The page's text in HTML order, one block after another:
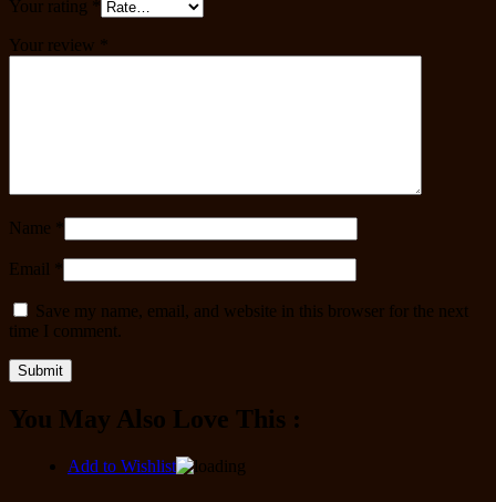
Your rating
Your review
Name
Email
Save my name, email, and website in this browser for the next
time I comment.
You May Also Love This :
Add to Wishlist